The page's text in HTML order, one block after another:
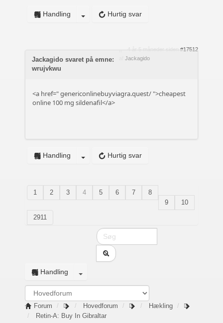
Hurtig svar
Handling
4 år 5 måneder siden
#17512
Jackagido
Jackagido svaret på emne:
wrujvkwu
<a href="genericonlinebuyviagra.quest/ ">cheapest
online 100 mg sildenafil</a>
Hurtig svar
Handling
1 2 3 4 5 6 7
8
9
10
2911
Handling
Forum Hovedforum
Hækling
Retin-A: Buy In Gibraltar